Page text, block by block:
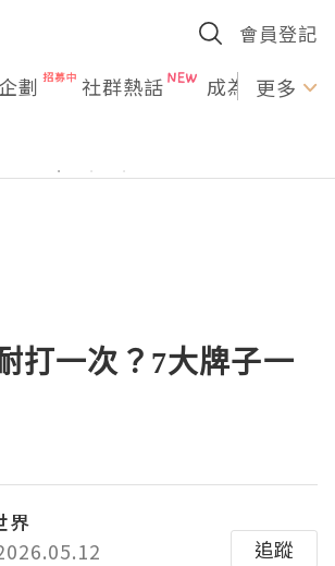
會員登記
劃 社群熱話 成為U更多
打一次？7大牌子一
界
追蹤